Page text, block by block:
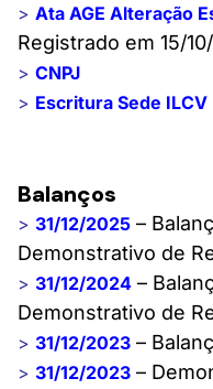
> Ata AGE Alteração
Registrado em 15/
> CNPJ
> Escritura Sede ILCV
Balanços
> 31/12/2025 –
Demonstrativo de
> 31/12/2024 –
Demonstrativo de
> 31/12/2023 –
> 31/12/2023 –